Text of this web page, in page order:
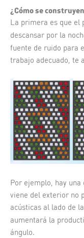
¿Cómo se
La primera es que el
descansar por la
fuente de ruido para
trabajo adecuado, te
Por ejemplo, hay
viene del exterior no
acústicas al lado de
aumentará la
ángulo.